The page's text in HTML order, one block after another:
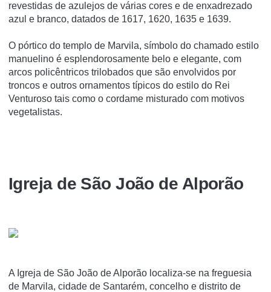
revestidas de azulejos de várias cores e de enxadrezado
azul e branco, datados de 1617, 1620, 1635 e 1639.
O pórtico do templo de Marvila, símbolo do chamado estilo
manuelino é esplendorosamente belo e elegante, com
arcos policêntricos trilobados que são envolvidos por
troncos e outros ornamentos típicos do estilo do Rei
Venturoso tais como o cordame misturado com motivos
vegetalistas.
Igreja de São João de Alporão
A Igreja de São João de Alporão localiza-se na freguesia
de Marvila, cidade de Santarém, concelho e distrito de